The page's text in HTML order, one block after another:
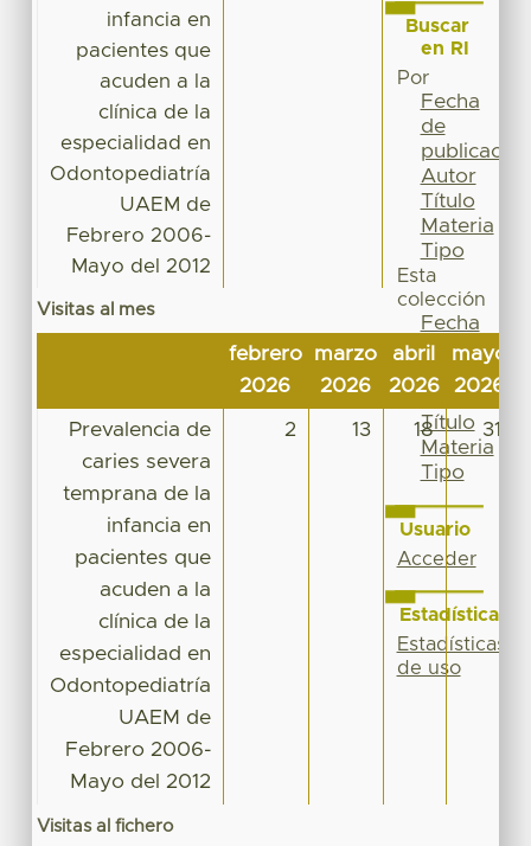
infancia en
pacientes que
acuden a la
clínica de la
especialidad en
Odontopediatría
UAEM de
Febrero 2006-
Mayo del 2012
Visitas al mes
febrero
2026
marzo
2026
abril
2026
mayo
2026
Prevalencia de
caries severa
temprana de la
infancia en
pacientes que
acuden a la
clínica de la
especialidad en
Odontopediatría
UAEM de
Febrero 2006-
Mayo del 2012
2 13 18 31
Visitas al fichero
Buscar
en RI
Por
Fecha
de
publicación
Autor
Título
Materia
Tipo
Esta
colección
Fecha
de
publicación
Autor
Título
Materia
Tipo
Usuario
Acceder
Estadísticas
Estadísticas
de uso